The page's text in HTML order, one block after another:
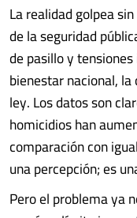
La realidad golpea
de la seguridad
de pasillo y
bienestar nacional,
ley. Los datos son
homicidios han
comparación con
una percepción; es
Pero el problema ya